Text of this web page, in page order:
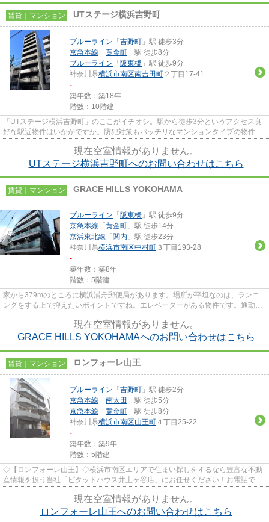
賃貸｜マンション UTステージ横浜吉野町
ブルーライン 「 吉野町 」駅 徒歩3分
京急本線 「 黄金町 」駅 徒歩8分
ブルーライン 「 阪東橋 」駅 徒歩9分
神奈川県横浜市南区南吉田町 ２丁目17-41
-
築年数：築18年
階数：10階建
「UTステージ横浜吉野町」のここがイチオシ。駅から徒歩3分というアクセス良
好な駅近物件はいかがですか。防犯対策もバッチリなマンションタイプの物件で
現在空室情報がありません。
UTステージ横浜吉野町へのお問い合わせはこちら
賃貸｜マンション GRACE HILLS YOKOHAMA
ブルーライン 「 阪東橋 」駅 徒歩9分
京急本線 「 黄金町 」駅 徒歩14分
京浜東北線 「 関内 」駅 徒歩23分
神奈川県横浜市南区中村町 ３丁目193-28
-
築年数：築8年
階数：5階建
家から379mのところに横浜浦舟郵便局があります。場所が平坦なのは、ランニ
ングをする上で抑えたいポイントですね。エレベーターがある物件です。通勤や
現在空室情報がありません。
GRACE HILLS YOKOHAMAへのお問い合わせはこちら
賃貸｜マンション ロンフォーレ山王
ブルーライン 「 吉野町 」駅 徒歩2分
京急本線 「 南太田 」駅 徒歩5分
京急本線 「 黄金町 」駅 徒歩8分
神奈川県横浜市南区山王町 ４丁目25-22
-
築年数：築9年
階数：5階建
◇【ロンフォーレ山王】◇横浜市南区エリアで住まい探しをするなら豊富な不動
産情報を扱う当社「ピタットハウス井土ヶ谷店」にお任せください！お電話での
現在空室情報がありません。
ロンフォーレ山王へのお問い合わせはこちら